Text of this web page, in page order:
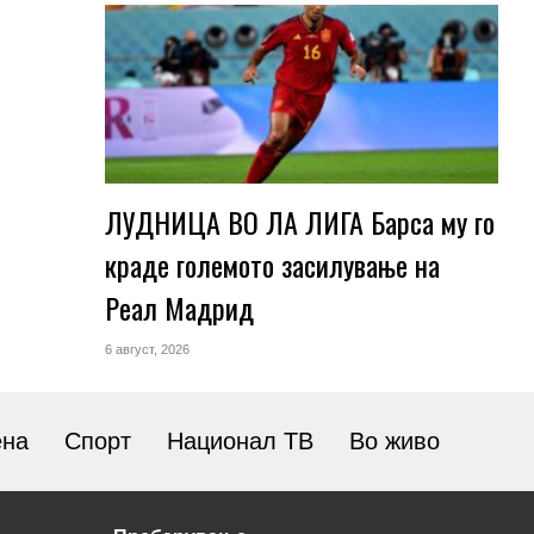
ЛУДНИЦА ВО ЛА ЛИГА Барса му го
краде големото засилување на
Реал Мадрид
6 август, 2026
Спорт Национал ТВ Во живо